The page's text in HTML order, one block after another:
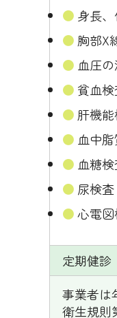
身長
胸部X
血圧
貧血検
肝機能
血中
血糖
尿検
心電
定期健診
事業者は
衛生規則